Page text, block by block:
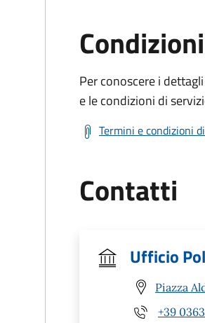
Per conoscere i
e le condizioni di
Termini e condizioni
Contatti
Ufficio
Piazza
+39